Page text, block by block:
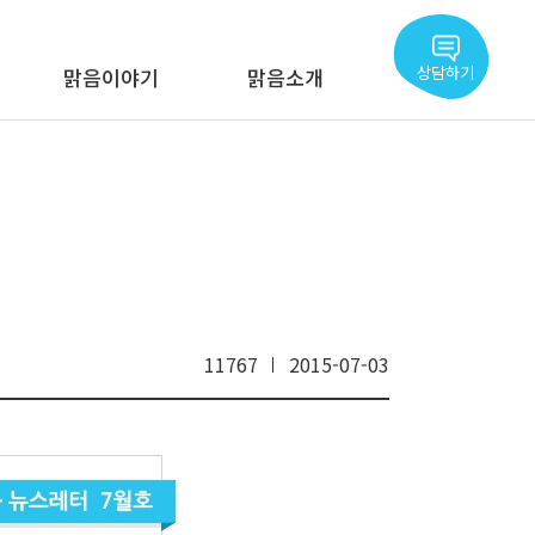
상담하기
맑음이야기 맑음소개
11767 2015-07-03